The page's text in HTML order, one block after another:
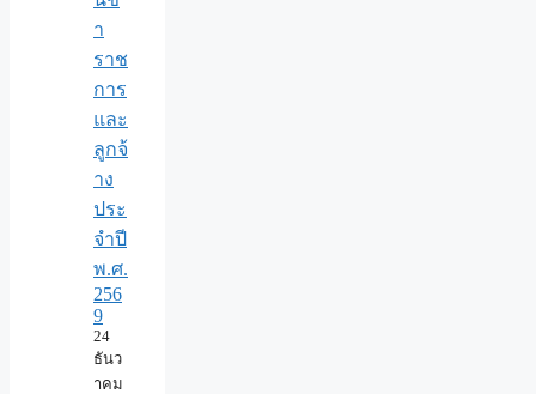
า
ราช
การ
และ
ลูกจ้
าง
ประ
จำปี
พ.ศ.​
256
9
24
ธันว
าคม